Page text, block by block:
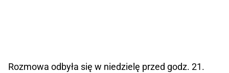
Rozmowa odbyła się w niedzielę przed godz. 21.